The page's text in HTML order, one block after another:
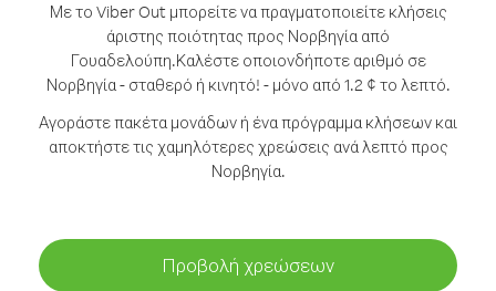
Με το Viber Out μπορείτε να πραγματοποιείτε κλήσεις
άριστης ποιότητας προς Νορβηγία από
Γουαδελούπη.Καλέστε οποιονδήποτε αριθμό σε
Νορβηγία - σταθερό ή κινητό! - μόνο από 1.2 ¢ το λεπτό.
Αγοράστε πακέτα μονάδων ή ένα πρόγραμμα κλήσεων και
αποκτήστε τις χαμηλότερες χρεώσεις ανά λεπτό προς
Νορβηγία.
Προβολή χρεώσεων